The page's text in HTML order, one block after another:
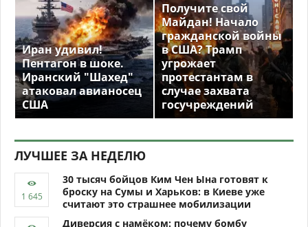
Иран удивил!
Пентагон в шоке.
Иранский "Шахед"
атаковал авианосец
США
Получите свой
Майдан! Начало
гражданской войны
в США? Трамп
угрожает
протестантам в
случае захвата
госучреждений
ЛУЧШЕЕ ЗА НЕДЕЛЮ
30 тысяч бойцов Ким Чен Ына готовят к
броску на Сумы и Харьков: в Киеве уже
считают это страшнее мобилизации
Диверсия с намёком: почему бомбу